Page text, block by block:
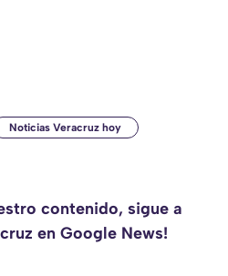
Noticias Veracruz hoy
contenido, sigue a
en Google News!